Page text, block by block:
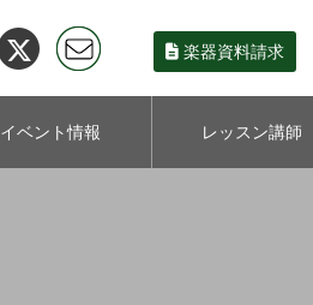
楽器資料請求
イベント情報 レッスン講師